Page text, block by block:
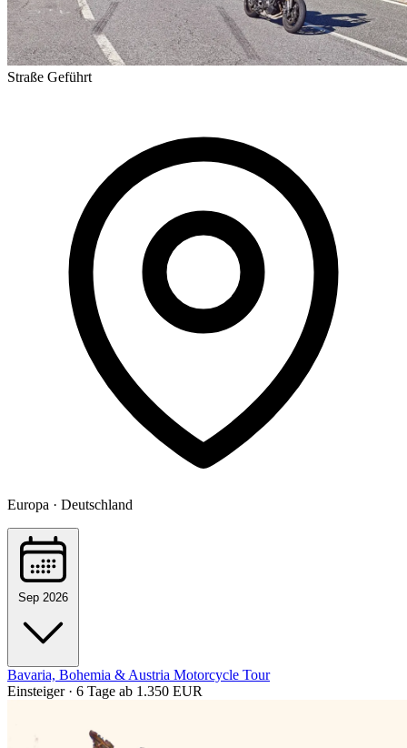
Straße Geführt
Europa · Deutschland
Sep 2026
Bavaria, Bohemia & Austria Motorcycle Tour
Einsteiger · 6 Tage ab 1.350 EUR